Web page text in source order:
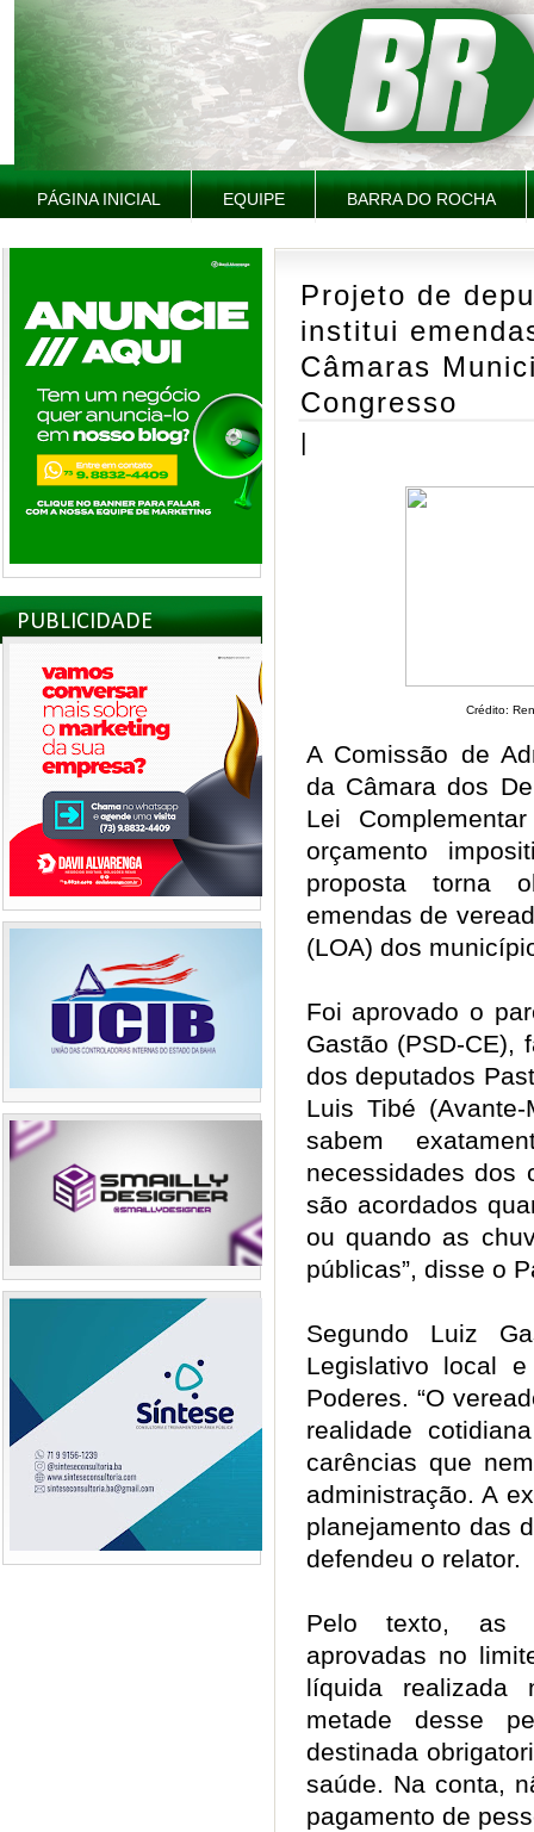
PÁGINA INICIAL EQUIPE BARRA DO ROCHA
PUBLICIDADE
Projeto de
institui
Câmaras
Congresso
|
Crédito:
A Comissão de
da Câmara dos
Lei
orçamento
proposta torna
emendas de
(LOA) dos
Foi aprovado o
Gastão (PSD-CE),
dos deputados
Luis Tibé
sabem
necessidades dos
são acordados
ou quando as
públicas”, disse o
Segundo Luiz
Legislativo local
Poderes. “O
realidade
carências que
administração. A
planejamento das
defendeu o relator.
Pelo texto, as
aprovadas no
líquida realizada
metade desse
destinada
saúde. Na conta,
pagamento de